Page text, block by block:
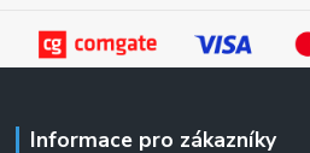
Informace pro zákazníky